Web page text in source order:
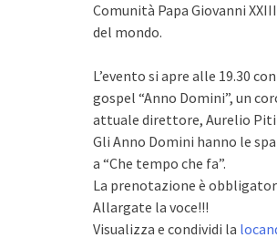
Comunità Papa Giovanni
del mondo.
L’evento si apre alle 19.30
gospel “Anno Domini”, un
attuale direttore, Aurelio
Gli Anno Domini hanno le
a “Che tempo che fa”.
La prenotazione è
Allargate la voce!!!
Visualizza e condividi la